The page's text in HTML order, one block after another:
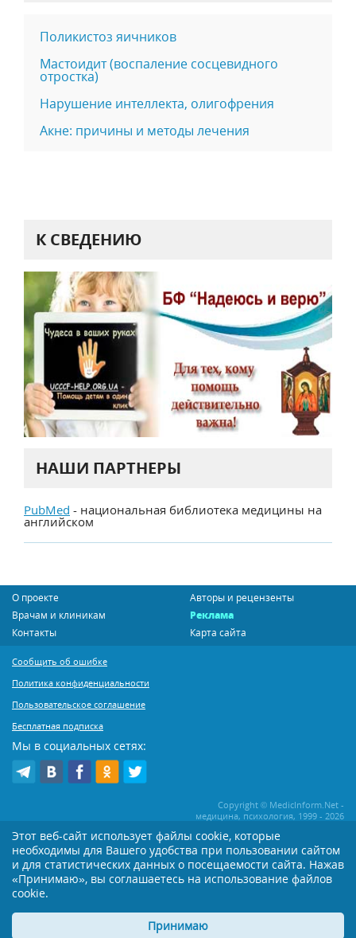
Поликистоз яичников
Мастоидит (воспаление сосцевидного
отростка)
Нарушение интеллекта, олигофрения
Акне: причины и методы лечения
К СВЕДЕНИЮ
НАШИ ПАРТНЕРЫ
PubMed - национальная библиотека медицины на
английском
О проекте
Авторы и рецензенты
Врачам и клиникам
Реклама
Контакты
Карта сайта
Сообщить об ошибке
Политика конфиденциальности
Пользовательское соглашение
Бесплатная подписка
Мы в социальных сетях:
Copyright © MedicInform.Net -
медицина, психология, 1999 - 2026
Копирование или иное распространение статей нашего сайта строго
воспрещается. Копирование раздела "Новости" допускается при наличии
активной открытой для поисковиков ссылки на MedicInform.Net
Материалы на сайте представлены в справочных целях. Редакция не всегда
применением тех или иных рекомендаций настоятельно рекомендуется
посоветоваться с Вашим лечащим врачом!
Этот веб-сайт использует файлы cookie, которые
необходимы для Вашего удобства при пользовании сайтом
и для статистических данных о посещаемости сайта. Нажав
«Принимаю», вы соглашаетесь на использование файлов
cookie.
Принимаю